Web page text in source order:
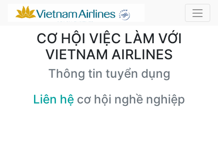
CƠ HỘI VIỆC LÀM VỚI
VIETNAM AIRLINES
Thông tin tuyển dụng
Liên hệ cơ hội nghề nghiệp